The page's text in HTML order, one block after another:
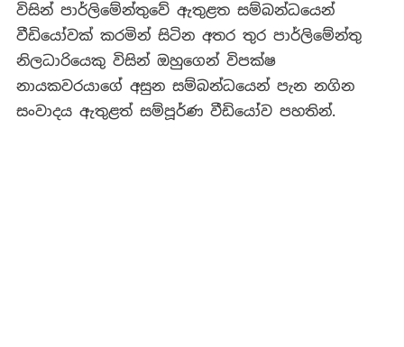
විසින් පාර්ලිමේන්තුවේ ඇතුළත සම්බන්ධයෙන්
වීඩියෝවක් කරමින් සිටින අතර තුර පාර්ලිමේන්තු
නිලධාරියෙකු විසින් ඔහුගෙන් විපක්ෂ
නායකවරයාගේ අසුන සම්බන්ධයෙන් පැන නගින
සංවාදය ඇතුළත් සම්පූර්ණ වීඩියෝව පහතින්.